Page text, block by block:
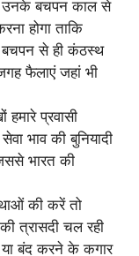
उनके बचपन काल से
होगा ताकि
बचपन से ही कंठस्थ
फैलाएं जहां भी
प्रवासी
भाव की बुनियादी
भारत की
की करें तो
त्रासदी चल रही
बंद करने के कगार